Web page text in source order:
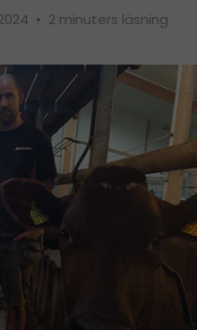
• 2 minuters läsning